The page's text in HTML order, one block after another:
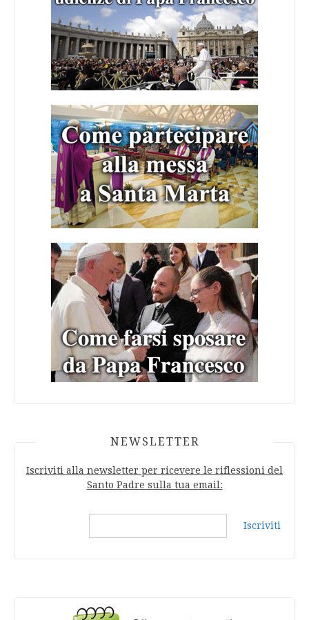
NEWSLETTER
Iscriviti alla newsletter per ricevere le riflessioni del
Santo Padre sulla tua email:
Iscriviti